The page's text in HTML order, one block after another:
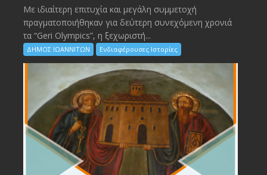
Με ιδιαίτερη επιτυχία και μεγάλη συμμετοχή
πραγματοποιήθηκαν για δεύτερη συνεχόμενη χρονιά
τα “Geri Olympics”, η ξεχωριστή...
ΔΗΜΟΣ ΙΩΑΝΝΙΤΩΝ Ενδιαφέρουσες Ιστορίες